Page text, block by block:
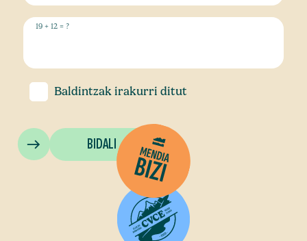
19 + 12 = ?
Baldintzakirakurri ditut
BIDALI